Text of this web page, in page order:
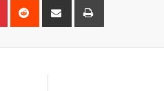
Pinterest Reddit
Share